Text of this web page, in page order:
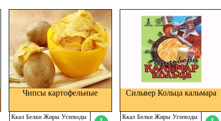
Чипсы картофельные
Ккал Белки Жиры Углеводы
Сильвер Кольца кальмара
Ккал Белки Жиры Углеводы